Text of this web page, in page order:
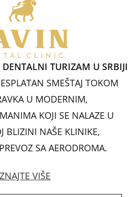
er
e
dI
n
e
st
TURIZAM U SRBIJI
SMEŠTAJ TOKOM
U MODERNIM,
KOJI SE NALAZE U
BLIZINI NAŠE KLINIKE,
SA AERODROMA.
VIŠE